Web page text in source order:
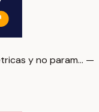
y no param… —